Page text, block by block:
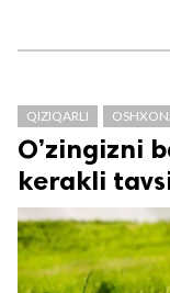
QIZIQARLI
O’zingizni
kerakli